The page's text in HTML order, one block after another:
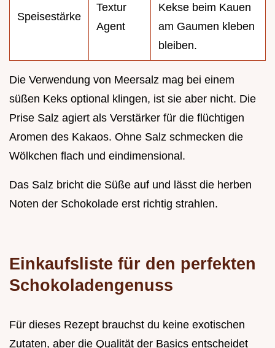
Speisestärke
Textur
Agent
Kekse beim Kauen
am Gaumen kleben
bleiben.
Die Verwendung von Meersalz mag bei einem
süßen Keks optional klingen, ist sie aber nicht. Die
Prise Salz agiert als Verstärker für die flüchtigen
Aromen des Kakaos. Ohne Salz schmecken die
Wölkchen flach und eindimensional.
Das Salz bricht die Süße auf und lässt die herben
Noten der Schokolade erst richtig strahlen.
Einkaufsliste für den perfekten
Schokoladengenuss
Für dieses Rezept brauchst du keine exotischen
Zutaten, aber die Qualität der Basics entscheidet